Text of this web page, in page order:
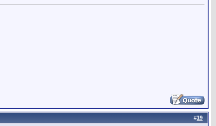
#19